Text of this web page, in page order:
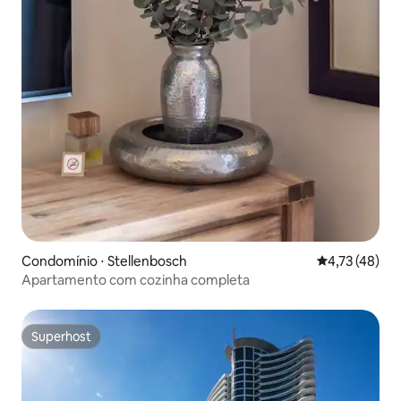
Condomínio ⋅ Stellenbosch 4,73 de uma
4,73 (48)
Apartamento com cozinha completa
Superhost
Superhost